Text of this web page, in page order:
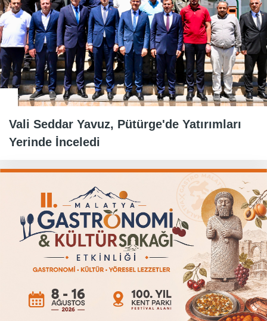
Vali Seddar Yavuz, Pütürge'de Yatırımları
Yerinde İnceledi